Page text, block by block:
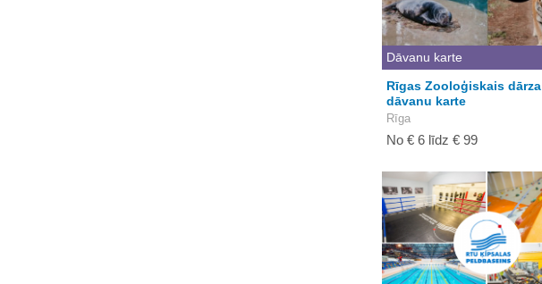
Dāvanu karte
Rīgas Zooloģiskais dārza
dāvanu karte
Rīga
No € 6 līdz € 99